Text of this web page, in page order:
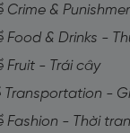
Crime &
Food & Drinks -
Fruit - Trái cây
Transportation -
Fashion - Thời